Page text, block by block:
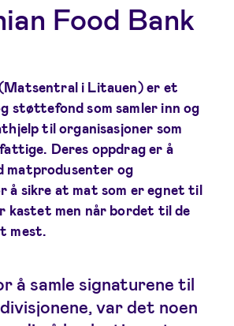
Food Bank
i Litauen) er et
støttefond som samler inn og
til organisasjoner som
Deres oppdrag er å
matprodusenter og
å sikre at mat som er egnet til
kastet men når bordet til de
mest.
å samle signaturene til
var det noen